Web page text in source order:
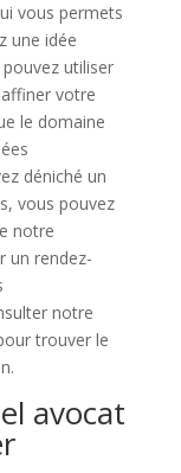
vous permets
une idée
utiliser
votre
le domaine
déniché un
vous pouvez
notre
un rendez-
notre
trouver le
avocat